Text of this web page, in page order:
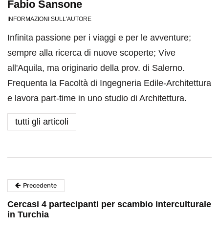
Fabio Sansone
INFORMAZIONI SULL'AUTORE
Infinita passione per i viaggi e per le avventure;
sempre alla ricerca di nuove scoperte; Vive
all'Aquila, ma originario della prov. di Salerno.
Frequenta la Facoltà di Ingegneria Edile-Architettura
e lavora part-time in uno studio di Architettura.
tutti gli articoli
Precedente
Cercasi 4 partecipanti per scambio interculturale
in Turchia